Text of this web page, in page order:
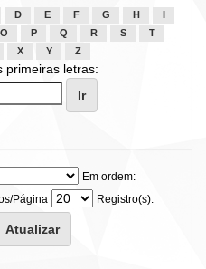
D E F G H
O P Q R S
T
X Y Z
primeiras letras:
Em ordem:
Página
Registro(s):